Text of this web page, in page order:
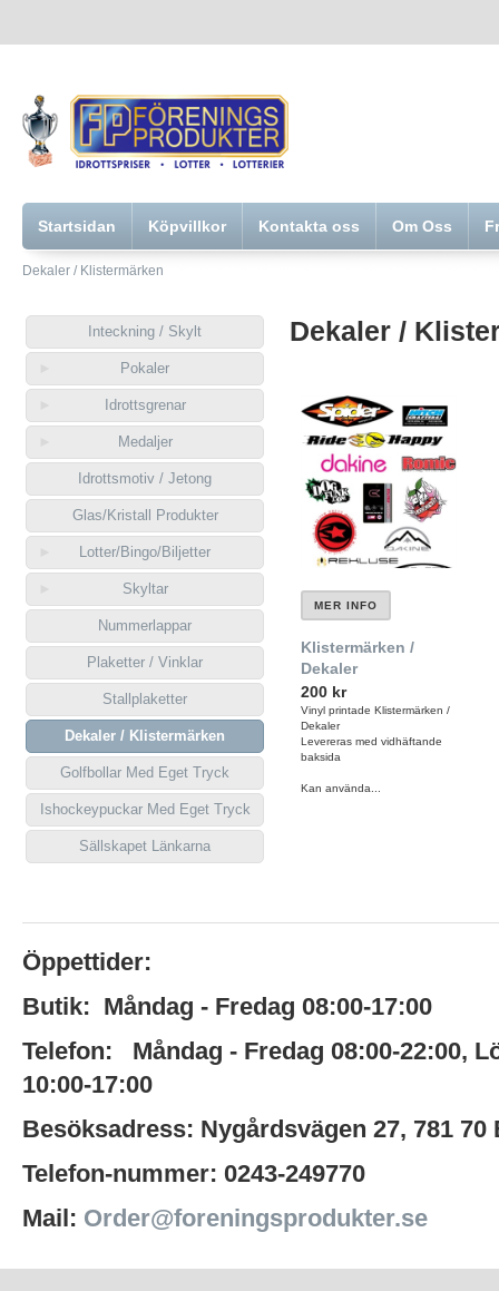
Startsidan Köpvillkor Kontakta oss Om Oss
Dekaler / Klistermärken
Inteckning / Skylt
Pokaler
Idrottsgrenar
Medaljer
Idrottsmotiv / Jetong
Glas/Kristall Produkter
Lotter/Bingo/Biljetter
Skyltar
Nummerlappar
Plaketter / Vinklar
Stallplaketter
Dekaler / Klistermärken
Golfbollar Med Eget Tryck
Ishockeypuckar Med Eget Tryck
Sällskapet Länkarna
Dekaler /
MER INFO
Klistermärken /
Dekaler
200 kr
Vinyl printade Klistermärken /
Dekaler
Levereras med vidhäftande
baksida
Kan använda...
Öppettider:
Butik: Måndag - Fredag 08:00-17:00
Telefon: Måndag - Fredag 08:00-22:00,
10:00-17:00
Besöksadress: Nygårdsvägen 27, 781 70
Telefon-nummer: 0243-249770
Mail: Order@foreningsprodukter.se